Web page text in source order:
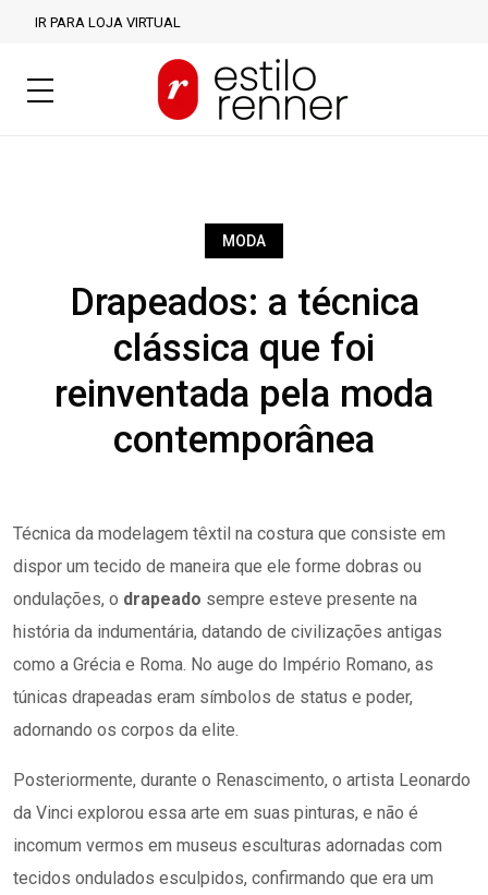
IR PARA LOJA VIRTUAL
MODA
Drapeados: a técnica
clássica que foi
reinventada pela moda
contemporânea
Técnica da modelagem têxtil na costura que consiste em
dispor um tecido de maneira que ele forme dobras ou
ondulações, o drapeado sempre esteve presente na
história da indumentária, datando de civilizações antigas
como a Grécia e Roma. No auge do Império Romano, as
túnicas drapeadas eram símbolos de status e poder,
adornando os corpos da elite.
Posteriormente, durante o Renascimento, o artista Leonardo
da Vinci explorou essa arte em suas pinturas, e não é
incomum vermos em museus esculturas adornadas com
tecidos ondulados esculpidos, confirmando que era um